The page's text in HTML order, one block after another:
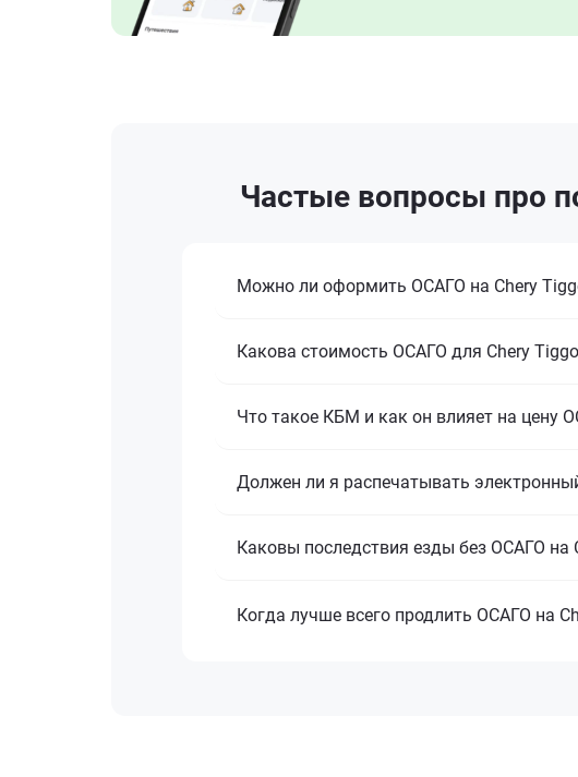
Частые вопросы про
Можно ли оформить ОСАГО на Chery
Какова стоимость ОСАГО для Chery
Что такое КБМ и как он влияет на цену
Должен ли я распечатывать
Каковы последствия езды без ОСАГО на
Когда лучше всего продлить ОСАГО на